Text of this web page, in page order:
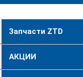
Запчасти ZTD
АКЦИИ